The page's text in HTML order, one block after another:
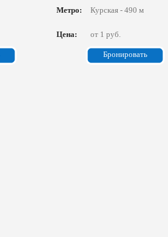
Метро:
Курская - 490 м
Цена: от 1 руб.
Бронировать